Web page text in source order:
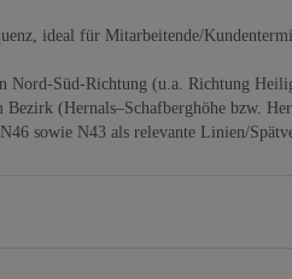
ideal für Mitarbeitende/
Süd-Richtung (u.a. Richtung
(Hernals–Schafberghöhe bzw.
sowie N43 als relevante Linien/